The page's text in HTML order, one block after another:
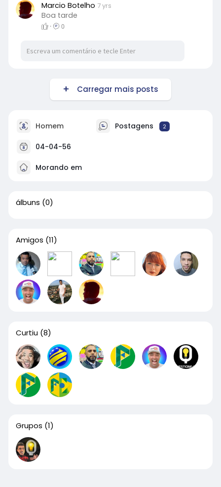
Marcio Botelho 7 yrs
Boa tarde
· 0
Carregar mais posts
Homem Postagens 2
04-04-56
Morando em
álbuns (0)
Amigos (11)
Curtiu (8)
Grupos (1)